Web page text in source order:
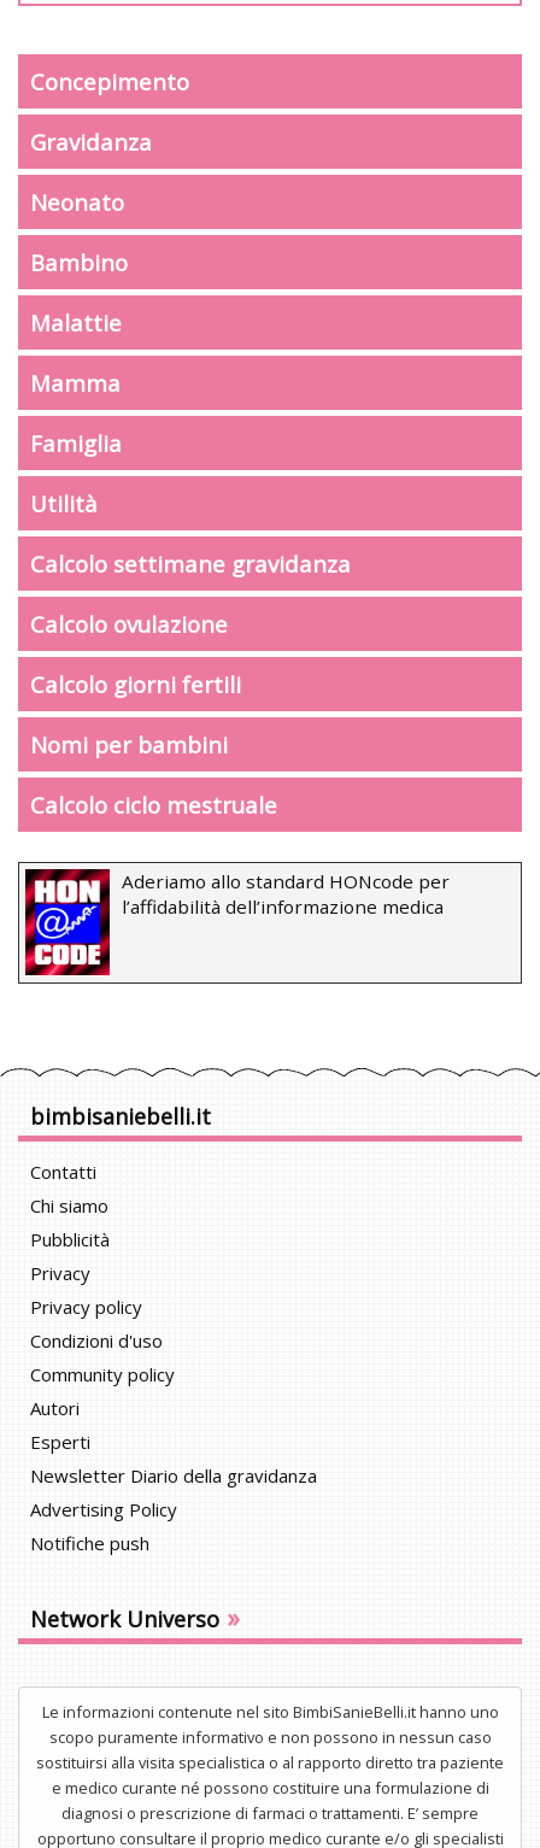
Concepimento
Gravidanza
Neonato
Bambino
Malattie
Mamma
Famiglia
Utilità
Calcolo settimane gravidanza
Calcolo ovulazione
Calcolo giorni fertili
Nomi per bambini
Calcolo ciclo mestruale
Aderiamo allo standard HONcode per
l’affidabilità dell’informazione medica
bimbisaniebelli.it
Contatti
Chi siamo
Pubblicità
Privacy
Privacy policy
Condizioni d'uso
Community policy
Autori
Esperti
Newsletter Diario della gravidanza
Advertising Policy
Notifiche push
Network Universo »
Le informazioni contenute nel sito BimbiSanieBelli.it hanno uno
scopo puramente informativo e non possono in nessun caso
sostituirsi alla visita specialistica o al rapporto diretto tra paziente
e medico curante né possono costituire una formulazione di
diagnosi o prescrizione di farmaci o trattamenti. E’ sempre
opportuno consultare il proprio medico curante e/o gli specialisti